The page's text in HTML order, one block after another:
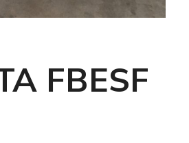
FBESF